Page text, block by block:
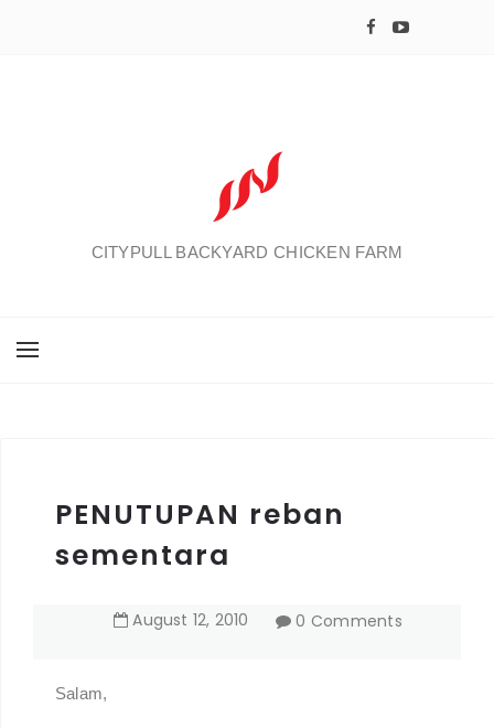
CITYPULL BACKYARD CHICKEN FARM
PENUTUPAN reban
sementara
August 12, 2010 0 Comments
Salam,